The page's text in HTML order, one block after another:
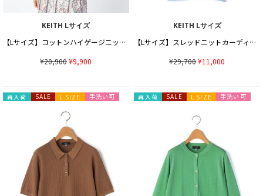
KEITH Lサイズ
【Lサイズ】コットンハイゲージニットプルオーバー
¥20,900¥9,900
KEITH Lサイズ
【Lサイズ】スレッドニットカーディガン
¥29,700¥11,000
再入荷 SALE L SIZE 手洗い可 再入荷 SALE L SIZE 手洗い可